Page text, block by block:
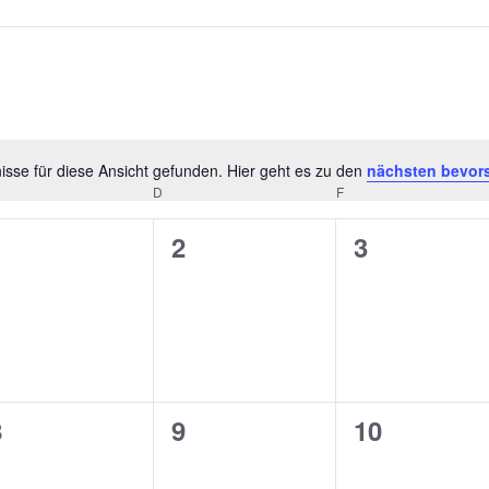
Hinweis
für diese Ansicht gefunden. Hier geht es zu den nächsten
D F
0
2
0
3
0
9
0
10